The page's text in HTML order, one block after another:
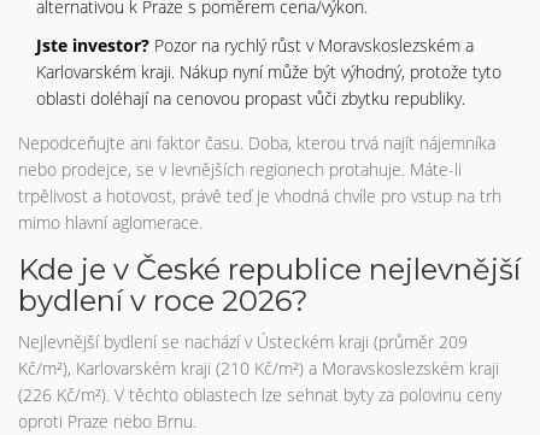
alternativou k Praze s poměrem cena/výkon.
Jste investor? Pozor na rychlý růst v Moravskoslezském a
Karlovarském kraji. Nákup nyní může být výhodný, protože tyto
oblasti doléhají na cenovou propast vůči zbytku republiky.
Nepodceňujte ani faktor času. Doba, kterou trvá najít nájemníka
nebo prodejce, se v levnějších regionech protahuje. Máte-li
trpělivost a hotovost, právě teď je vhodná chvíle pro vstup na trh
mimo hlavní aglomerace.
Kde je v České republice nejlevnější
bydlení v roce 2026?
Nejlevnější bydlení se nachází v Ústeckém kraji (průměr 209
Kč/m²), Karlovarském kraji (210 Kč/m²) a Moravskoslezském kraji
(226 Kč/m²). V těchto oblastech lze sehnat byty za polovinu ceny
oproti Praze nebo Brnu.